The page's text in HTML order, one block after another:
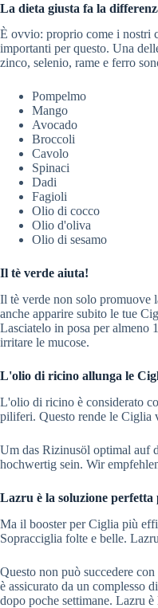
La dieta giusta fa la
È ovvio: proprio come i nostri
importanti per questo. Una
zinco, selenio, rame e ferro
Pompelmo
Mango
Avocado
Broccoli
Cavolo
Spinaci
Dadi
Fagioli
Olio di cocco
Olio d'oliva
Olio di sesamo
Il tè verde aiuta!
Il tè verde non solo promuove
anche apparire subito le tue
Lasciatelo in posa per almeno
irritare le mucose.
L'olio di ricino allunga le
L'olio di ricino è considerato
piliferi. Questo rende le Ciglia
Um das Rizinusöl optimal auf
hochwertig sein. Wir
Lazru è la soluzione
Ma il booster per Ciglia più
Sopracciglia folte e belle.
Questo non può succedere
è assicurato da un complesso
dopo poche settimane. Lazru